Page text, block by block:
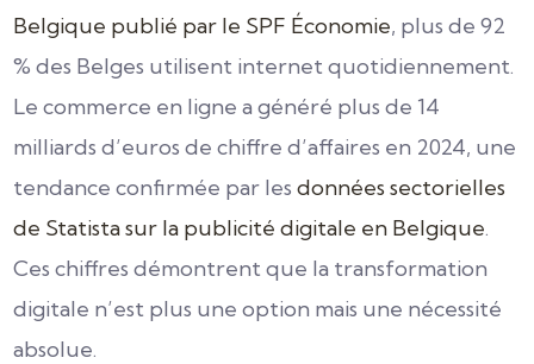
Belgique publié par le SPF Économie, plus de 92
% des Belges utilisent internet quotidiennement.
Le commerce en ligne a généré plus de 14
milliards d’euros de chiffre d’affaires en 2024, une
tendance confirmée par lesdonnées sectorielles
de Statista sur la publicité digitale en Belgique.
Ces chiffres démontrent que la transformation
digitale n’est plus une option mais une nécessité
absolue.